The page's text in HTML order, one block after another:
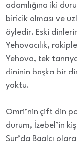
adamlığına iki
biricik olması ve
öyledir. Eski
Yehovacılık,
Yehova, tek
dininin başka bir
yoktu.
Omri’nin çift din
durum, İzebel’in
Sur’da Baalcı